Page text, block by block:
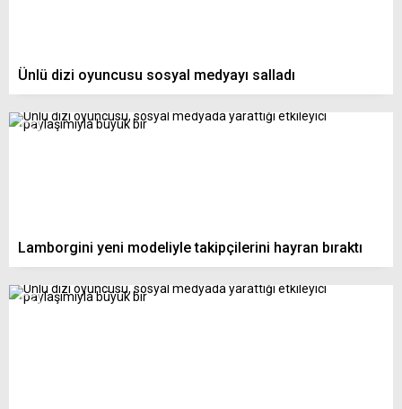
Ünlü dizi oyuncusu sosyal medyayı salladı
Lamborgini yeni modeliyle takipçilerini hayran bıraktı